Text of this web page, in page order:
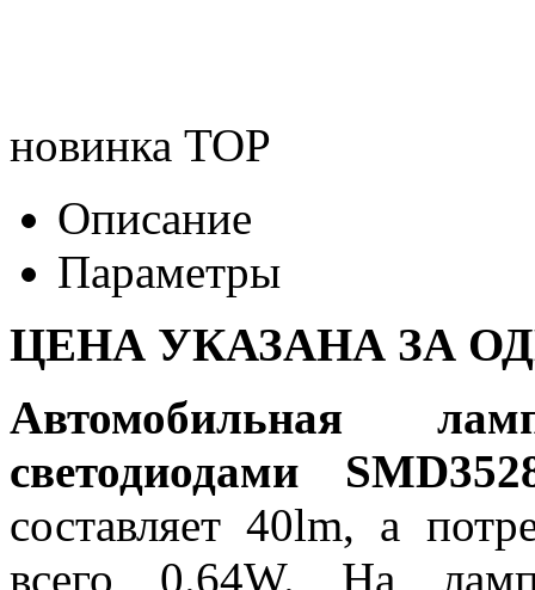
новинка TOP
Описание
Параметры
ЦЕНА УКАЗАНА ЗА
Автомобильная
светодиодами
составляет 40lm, а
всего 0.64W. На